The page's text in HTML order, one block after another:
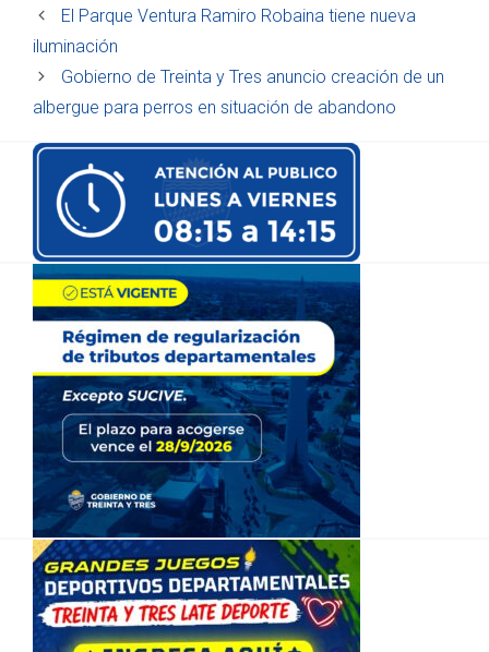
El Parque Ventura Ramiro Robaina tiene nueva
iluminación
Gobierno de Treinta y Tres anuncio creación de un
albergue para perros en situación de abandono